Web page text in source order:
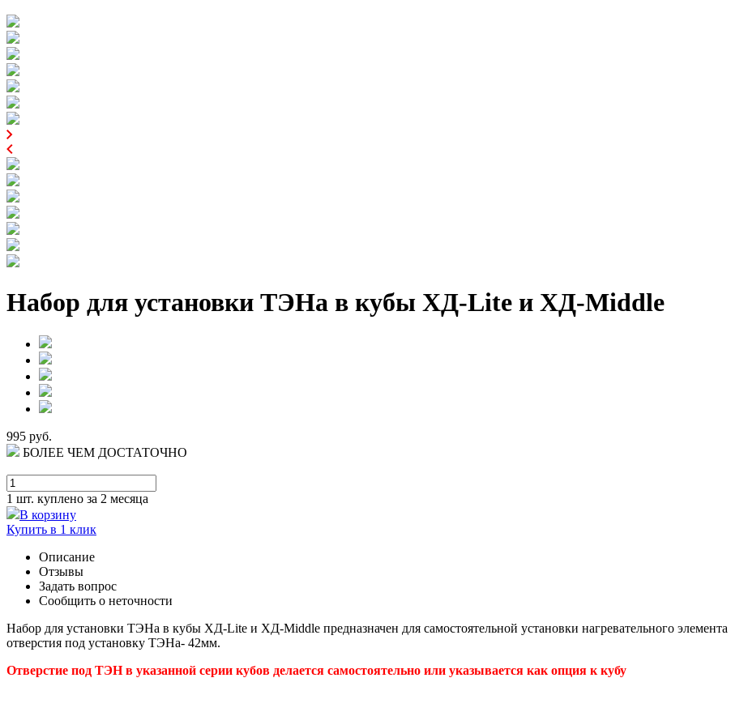
Набор для установки ТЭНа в кубы ХД-Lite и ХД-Middle
995 руб.
БОЛЕЕ ЧЕМ ДОСТАТОЧНО
1 шт. куплено за 2 месяца
В корзину
Купить в 1 клик
Описание
Отзывы
Задать вопрос
Сообщить о неточности
Набор для установки ТЭНа в кубы ХД-Lite и ХД-Middle предназначен для самостоятельной установки нагревательного
отверстия под установку ТЭНа- 42мм.
Отверстие под ТЭН в указанной серии кубов делается самостоятельно или указывается как опция к кубу